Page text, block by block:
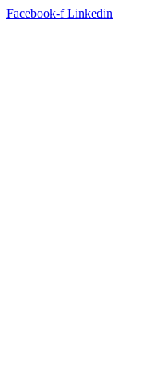
Facebook-f Linkedin